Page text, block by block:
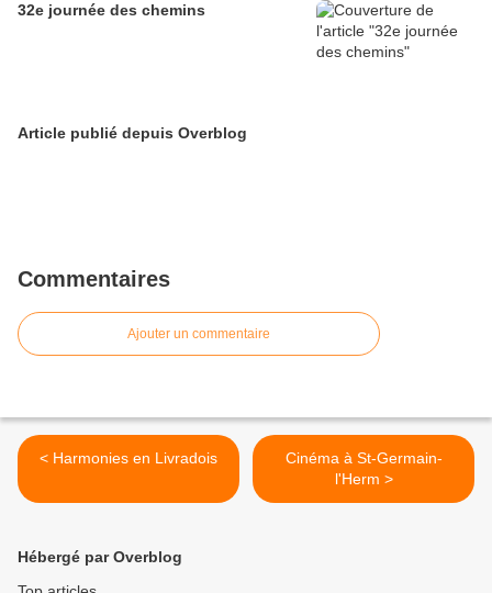
32e journée des chemins
Article publié depuis Overblog
Commentaires
Ajouter un commentaire
< Harmonies en Livradois
Cinéma à St-Germain-
l'Herm >
Hébergé par Overblog